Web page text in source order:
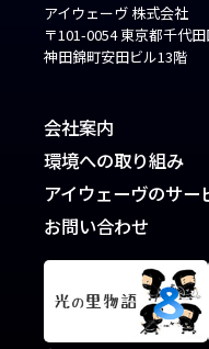
アイウェーヴ 株式会社
〒101-0054 東京都千代
神田錦町安田ビル13階
会社案内
環境への取り組み
アイウェーヴのサー
お問い合わせ